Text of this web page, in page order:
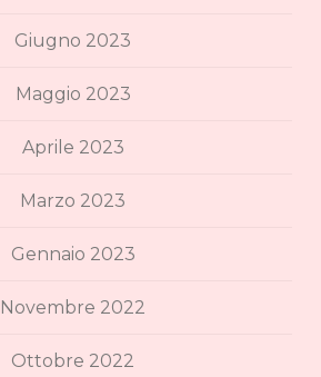
Giugno 2023
Maggio 2023
Aprile 2023
Marzo 2023
Gennaio 2023
Novembre 2022
Ottobre 2022